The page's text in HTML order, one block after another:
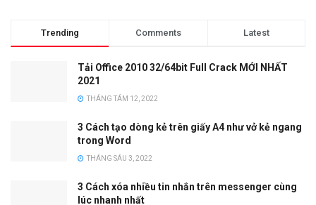
Trending Comments Latest
Tải Office 2010 32/64bit Full Crack MỚI NHẤT
2021
THÁNG TÁM 12, 2022
3 Cách tạo dòng kẻ trên giấy A4 như vở kẻ ngang
trong Word
THÁNG SÁU 3, 2022
3 Cách xóa nhiều tin nhắn trên messenger cùng
lúc nhanh nhất